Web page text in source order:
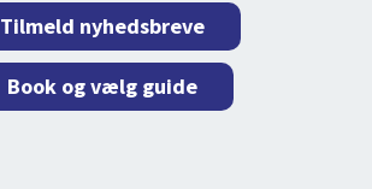
Tilmeld nyhedsbreve
Book og vælg guide